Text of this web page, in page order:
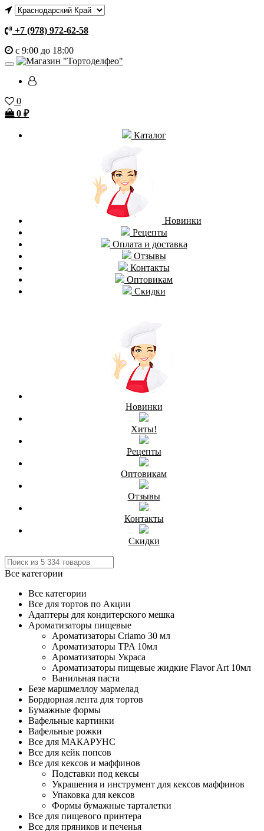
+7 (978) 972-62-58
с 9:00 до 18:00
0
0 ₽
Каталог
Новинки
Рецепты
Оплата и доставка
Отзывы
Контакты
Оптовикам
Скидки
Новинки
Хиты!
Рецепты
Оптовикам
Отзывы
Контакты
Скидки
Все категории
Все категории
Все для тортов по Акции
Адаптеры для кондитерского мешка
Ароматизаторы пищевые
Ароматизаторы Criamo 30 мл
Ароматизаторы TPA 10мл
Ароматизаторы Украса
Ароматизаторы пищевые жидкие Flavor Art 10мл
Ванильная паста
Безе маршмеллоу мармелад
Бордюрная лента для тортов
Бумажные формы
Вафельные картинки
Вафельные рожки
Все для МАКАРУНС
Все для кейк попсов
Все для кексов и маффинов
Подставки под кексы
Украшения и инструмент для кексов маффинов
Упаковка для кексов
Формы бумажные тарталетки
Все для пищевого принтера
Все для пряников и печенья